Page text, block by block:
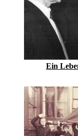
Ein